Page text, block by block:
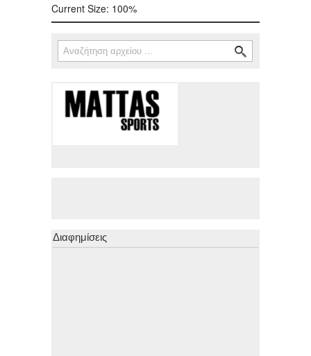
Current Size: 100%
Φόρμα αναζήτησης
Αναζήτηση
Διαφημίσεις